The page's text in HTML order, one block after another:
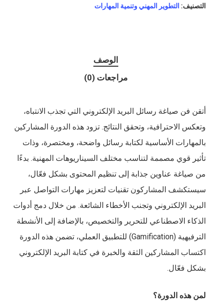
التصنيف: التطوير المهني وتنمية المهارات
الوصف
مراجعات (0)
أتقن فن صياغة رسائل البريد الإلكتروني التي تجذب الانتباه،
وتعكس الاحترافية، وتحقق النتائج. تزود هذه الدورة المشاركين
بالمهارات الأساسية لكتابة رسائل واضحة، ومختصرة، وذات
تأثير قوي مصممة لتناسب مختلف السيناريوهات المهنية. بدءًا
من صياغة عناوين جذابة إلى تنظيم المحتوى بشكل فعّال،
سيستكشف المشاركون تقنيات لتعزيز مهارات التواصل عبر
البريد الإلكتروني وتجنب الأخطاء الشائعة. من خلال دمج أدوات
الذكاء الاصطناعي للتحرير والتخصيص، بالإضافة إلى الأنشطة
الترفيهية (Gamification) للتطبيق العملي، تضمن هذه الدورة
اكتساب المشاركين الثقة والخبرة في كتابة البريد الإلكتروني
بشكل فعّال.
لمن هذه الدورة؟